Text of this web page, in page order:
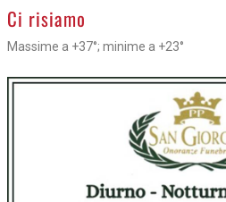
>
Ci risiamo
Massime a +37°; minime a +23°